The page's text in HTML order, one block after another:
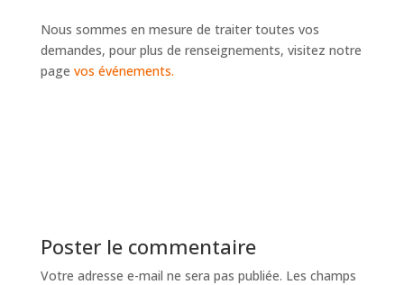
Nous sommes en mesure de traiter toutes vos
demandes, pour plus de renseignements, visitez notre
page vos événements.
Poster le commentaire
Votre adresse e-mail ne sera pas publiée. Les champs